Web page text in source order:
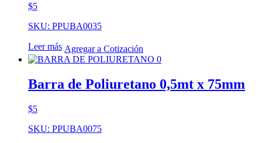
$5
SKU: PPUBA0035
Leer más Agregar a Cotización
Barra de Poliuretano 0,5mt x 75mm
$5
SKU: PPUBA0075